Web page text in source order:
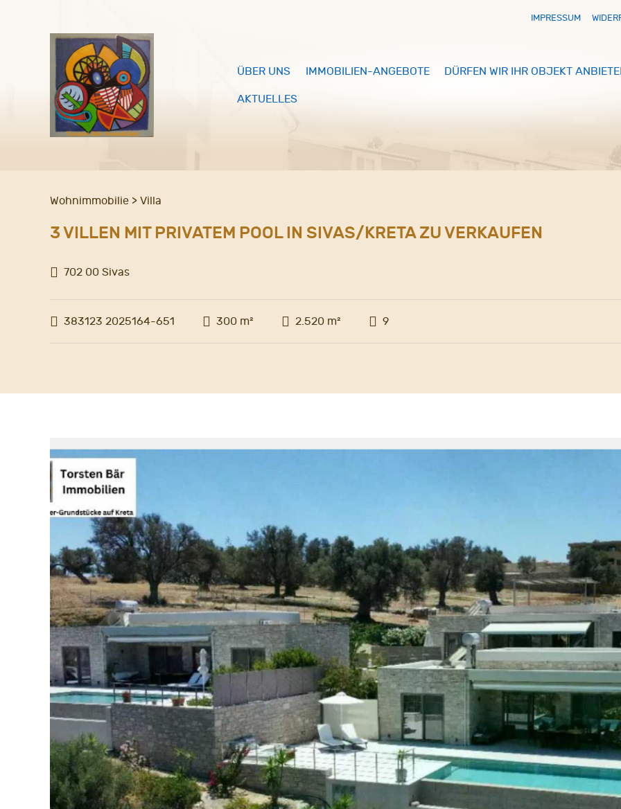
IMPRESSUM
ÜBER UNS IMMOBILIEN-ANGEBOTE DÜRFEN WIR IHR OBJEKT
AKTUELLES
Wohnimmobilie > Villa
3 VILLEN MIT PRIVATEM POOL IN SIVAS/KRETA ZU VERKAUFEN
702 00 Sivas
383123 2025164-651 300 m² 2.520 m² 9